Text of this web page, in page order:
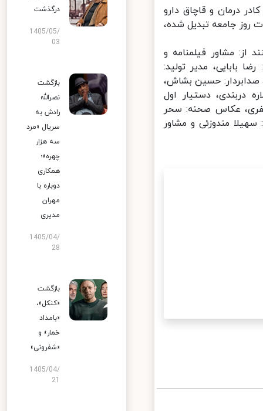
درمان و قاچاق دارو
جامعه تبدیل شده،
مشاور فیلمنامه و
بابایی، مدیر تولید:
حسین بشاش،
دستیار اول
عکاس صحنه: سحر
مندوزئی و مشاور
درگذشت
1405/05/
03
بازگشت
نصرالله
رادش به
سریال «مرد
سه هزار
چهره»؛
همکاری
دوباره با
مهران
مدیری
1405/04/
28
بازگشت
«کنکل»،
«بامداد
خمار» و
«شفرونی»
1405/04/